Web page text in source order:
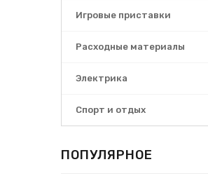
Игровые приставки
Расходные материалы
Электрика
Спорт и отдых
ПОПУЛЯРНОЕ